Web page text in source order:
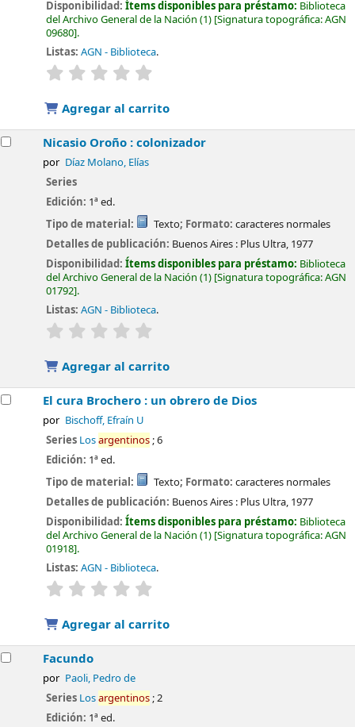
Disponibilidad:Ítems disponibles para préstamo: Biblioteca
del Archivo General de la Nación (1) Signatura topográfica:AGN
09680 .
Listas: AGN - Biblioteca.
valoración
Agregar al carrito
Nicasio Oroño : colonizador
por Díaz Molano, Elías
Series
Edición: 1ª ed.
Tipo de material:
Texto; Formato: caracteres normales
Detalles de publicación: Buenos Aires : Plus Ultra, 1977
Disponibilidad:Ítems disponibles para préstamo: Biblioteca
del Archivo General de la Nación (1) Signatura topográfica:AGN
01792 .
Listas: AGN - Biblioteca.
valoración
Agregar al carrito
El cura Brochero : un obrero de Dios
por Bischoff, Efraín U
Series Losargentinos; 6
Edición: 1ª ed.
Tipo de material:
Texto; Formato: caracteres normales
Detalles de publicación: Buenos Aires : Plus Ultra, 1977
Disponibilidad:Ítems disponibles para préstamo: Biblioteca
del Archivo General de la Nación (1) Signatura topográfica:AGN
01918 .
Listas: AGN - Biblioteca.
valoración
Agregar al carrito
Facundo
por Paoli, Pedro de
Series Losargentinos; 2
Edición: 1ª ed.